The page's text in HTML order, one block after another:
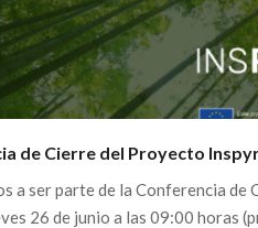
de Cierre del Proyecto
a ser parte de la Conferencia
26 de junio a las 09:00 horas